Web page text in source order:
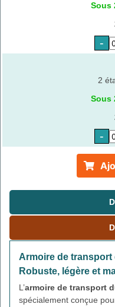
Sous
-
2
Sous
-
Armoire de
Robuste, légère et
L’armoire de transport
spécialement conçue